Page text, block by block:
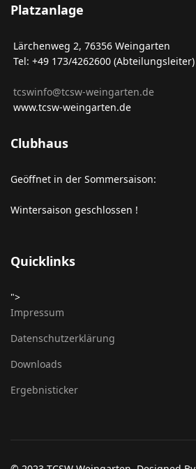
Platzanlage
Lärchenweg 2, 76356 Weingarten
Tel: +49 173/4262600 (Abteilungsleiter)
tcswinfo@tcsw-weingarten.de
www.tcsw-weingarten.de
Clubhaus
Geöffnet in der Sommersaison:
Wintersaison geschlossen !
Quicklinks
">
Impressum
Datenschutzerklärung
Downloads
Ergebnisticker